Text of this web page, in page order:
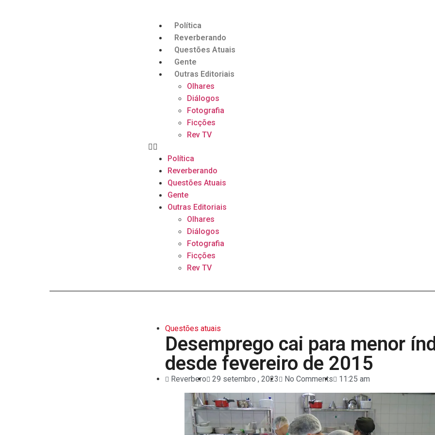
Política
Reverberando
Questões Atuais
Gente
Outras Editoriais
Olhares
Diálogos
Fotografia
Ficções
Rev TV
Política
Reverberando
Questões Atuais
Gente
Outras Editoriais
Olhares
Diálogos
Fotografia
Ficções
Rev TV
Questões atuais
Desemprego cai para menor
desde fevereiro de 2015
Reverbero 29 setembro , 2023 No Comments 11:25 am